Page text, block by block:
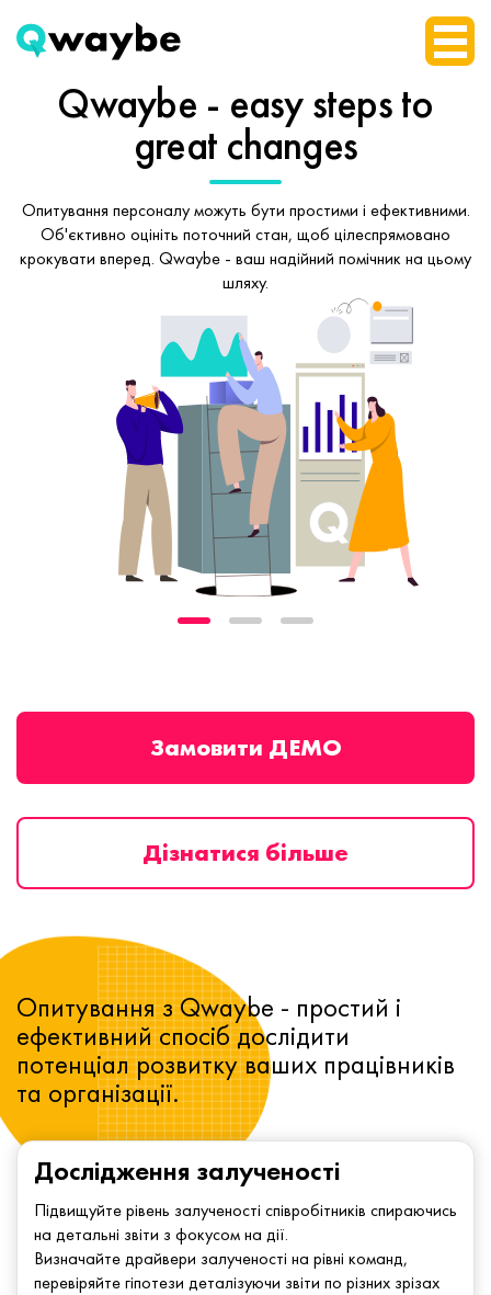
Qwaybe - easy stepsto
great changes
Опитування персоналу можуть бути простими і ефективними.
Об'єктивно оцініть поточний стан, щоб цілеспрямовано
крокувати вперед. Qwaybe - ваш надійний помічник на цьому
шляху.
Замовити ДЕМО
Дізнатися більше
Дослідження залученості
Підвищуйте рівень залученості співробітників спираючись
на детальні звіти з фокусом на дії.
Визначайте драйвери залученості на рівні команд,
перевіряйте гіпотези деталізуючи звіти по різних зрізах
Опитування з Qwaybe - простий і
ефективний спосіб дослідити
потенціал розвитку ваших працівників
та організації.